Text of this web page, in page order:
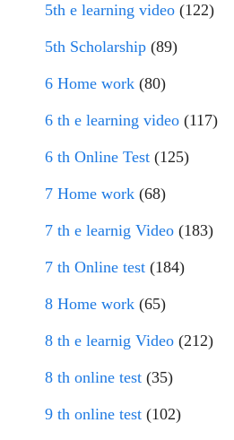
5th e learning video (122)
5th Scholarship (89)
6 Home work (80)
6 th e learning video (117)
6 th Online Test (125)
7 Home work (68)
7 th e learnig Video (183)
7 th Online test (184)
8 Home work (65)
8 th e learnig Video (212)
8 th online test (35)
9 th online test (102)